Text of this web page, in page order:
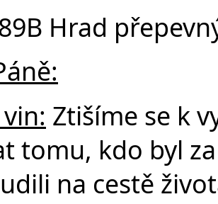
Hrad
Ztišíme se k
tomu, kdo byl
na cestě